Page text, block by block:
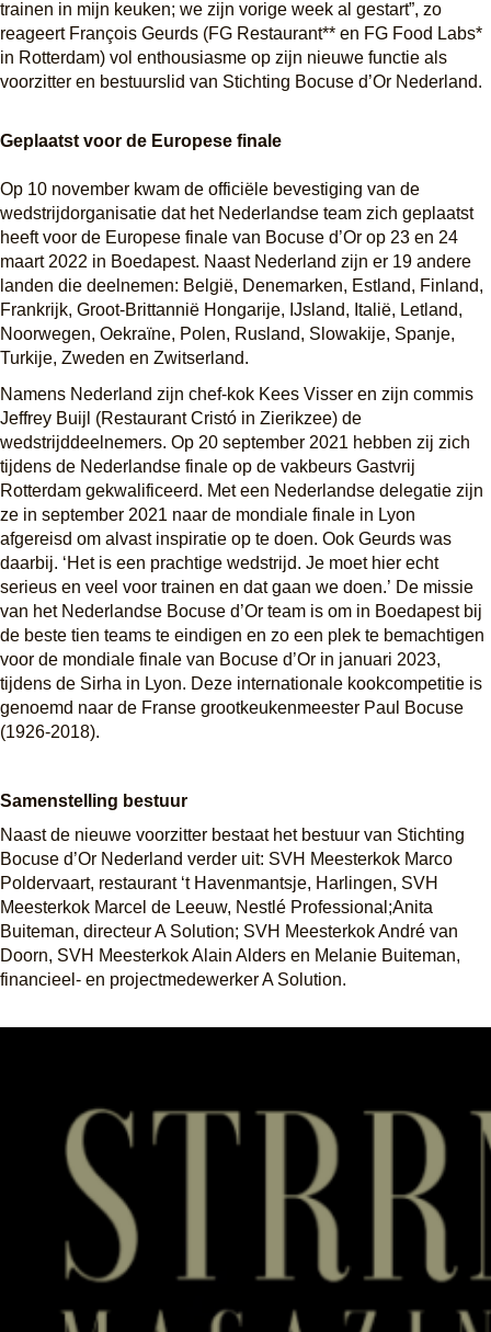
trainen in mijn keuken; we zijn vorige week al gestart”, zo
reageert François Geurds (FG Restaurant** en FG Food Labs*
in Rotterdam) vol enthousiasme op zijn nieuwe functie als
voorzitter en bestuurslid van Stichting Bocuse d’Or Nederland.
Geplaatst voor de Europese finale
Op 10 november kwam de officiële bevestiging van de
wedstrijdorganisatie dat het Nederlandse team zich geplaatst
heeft voor de Europese finale van Bocuse d’Or op 23 en 24
maart 2022 in Boedapest. Naast Nederland zijn er 19 andere
landen die deelnemen: België, Denemarken, Estland, Finland,
Frankrijk, Groot-Brittannië Hongarije, IJsland, Italië, Letland,
Noorwegen, Oekraïne, Polen, Rusland, Slowakije, Spanje,
Turkije, Zweden en Zwitserland.
Namens Nederland zijn chef-kok Kees Visser en zijn commis
Jeffrey Buijl (Restaurant Cristó in Zierikzee) de
wedstrijddeelnemers. Op 20 september 2021 hebben zij zich
tijdens de Nederlandse finale op de vakbeurs Gastvrij
Rotterdam gekwalificeerd. Met een Nederlandse delegatie zijn
ze in september 2021 naar de mondiale finale in Lyon
afgereisd om alvast inspiratie op te doen. Ook Geurds was
daarbij. ‘Het is een prachtige wedstrijd. Je moet hier echt
serieus en veel voor trainen en dat gaan we doen.’ De missie
van het Nederlandse Bocuse d’Or team is om in Boedapest bij
de beste tien teams te eindigen en zo een plek te bemachtigen
voor de mondiale finale van Bocuse d’Or in januari 2023,
tijdens de Sirha in Lyon. Deze internationale kookcompetitie is
genoemd naar de Franse grootkeukenmeester Paul Bocuse
(1926-2018).
Samenstelling bestuur
Naast de nieuwe voorzitter bestaat het bestuur van Stichting
Bocuse d’Or Nederland verder uit: SVH Meesterkok Marco
Poldervaart, restaurant ‘t Havenmantsje, Harlingen, SVH
Meesterkok Marcel de Leeuw, Nestlé Professional;Anita
Buiteman, directeur A Solution; SVH Meesterkok André van
Doorn, SVH Meesterkok Alain Alders en Melanie Buiteman,
financieel- en projectmedewerker A Solution.